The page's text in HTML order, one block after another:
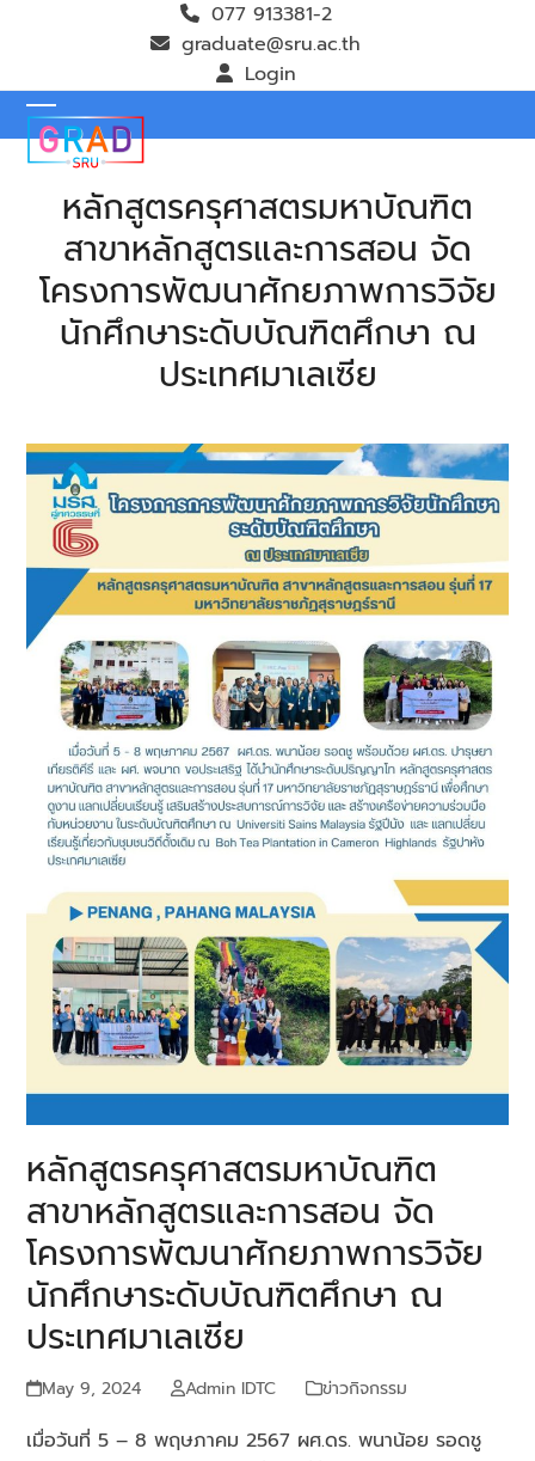
077 913381-2
graduate@sru.ac.th
Login
Open
mobile
menu
Close
mobile
menu
หลักสูตรครุศาสตรมหาบัณฑิต
สาขาหลักสูตรและการสอน จัด
โครงการพัฒนาศักยภาพการวิจัย
นักศึกษาระดับบัณฑิตศึกษา ณ
ประเทศมาเลเซีย
หลักสูตรครุศาสตรมหาบัณฑิต
สาขาหลักสูตรและการสอน จัด
โครงการพัฒนาศักยภาพการวิจัย
นักศึกษาระดับบัณฑิตศึกษา ณ
ประเทศมาเลเซีย
May 9, 2024 Admin IDTC ข่าวกิจกรรม
เมื่อวันที่ 5 – 8 พฤษภาคม 2567 ผศ.ดร. พนาน้อย รอดชู